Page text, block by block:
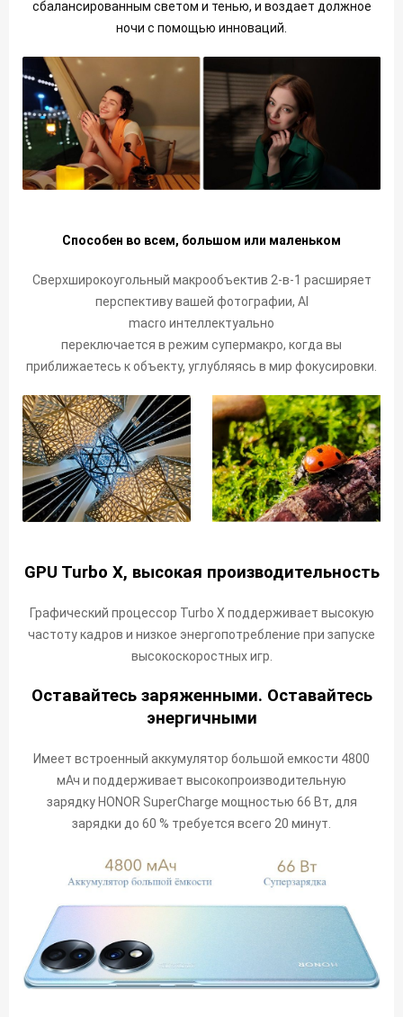
сбалансированным светом и тенью, и воздает должное
ночи с помощью инноваций.
Способен во всем, большом или маленьком
Сверхширокоугольный макрообъектив 2-в-1 расширяет
перспективу вашей фотографии, AI
macro интеллектуально
переключается в режим супермакро, когда вы
приближаетесь к объекту, углубляясь в мир фокусировки.
GPU Turbo X, высокая производительность
Графический процессор Turbo X поддерживает высокую
частоту кадров и низкое энергопотребление при запуске
высокоскоростных игр.
Оставайтесь заряженными. Оставайтесь
энергичными
Имеет встроенный аккумулятор большой емкости 4800
мАч ​​и поддерживает высокопроизводительную
зарядку HONOR SuperCharge мощностью 66 Вт, для
зарядки до 60 % требуется всего 20 минут.